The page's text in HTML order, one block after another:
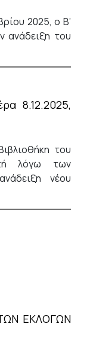
2025, ο Β’
ανάδειξη του
8.12.2025,
του
λόγω των
νέου
ΕΚΛΟΓΩΝ